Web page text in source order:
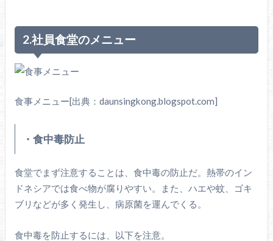
2.社員食堂のメニュー
食事メニュー[出典：daunsingkong.blogspot.com]
・食中毒防止
食堂でまず注意することは、食中毒の防止だ。熱帯のイン
ドネシアでは食べ物が腐りやすい。また、ハエや蚊、ゴキ
ブリなどが多く発生し、病原菌を運んでくる。
食中毒を防止するには、以下を注意。